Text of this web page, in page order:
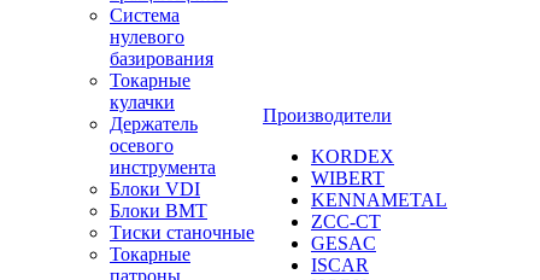
Система
нулевого
базирования
Токарные
кулачки
Держатель
осевого
инструмента
Блоки VDI
Блоки BMT
Тиски станочные
Токарные
патроны
Производители
KORDEX
WIBERT
KENNAMETAL
ZCC-CT
GESAC
ISCAR